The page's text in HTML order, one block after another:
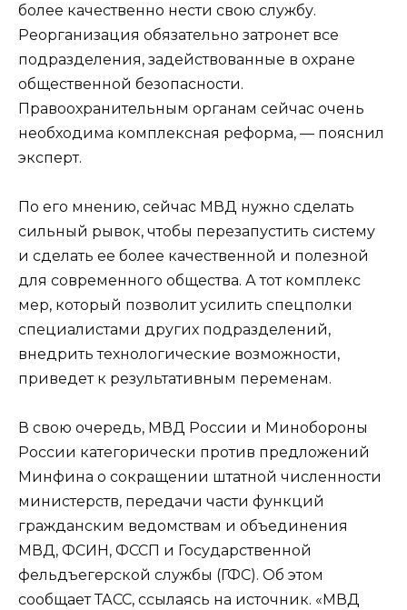
более качественно нести свою службу.
Реорганизация обязательно затронет все
подразделения, задействованные в охране
общественной безопасности.
Правоохранительным органам сейчас очень
необходима комплексная реформа, — пояснил
эксперт.
По его мнению, сейчас МВД нужно сделать
сильный рывок, чтобы перезапустить систему
и сделать ее более качественной и полезной
для современного общества. А тот комплекс
мер, который позволит усилить спецполки
специалистами других подразделений,
внедрить технологические возможности,
приведет к результативным переменам.
В свою очередь, МВД России и Минобороны
России категорически против предложений
Минфина о сокращении штатной численности
министерств, передачи части функций
гражданским ведомствам и объединения
МВД, ФСИН, ФССП и Государственной
фельдъегерской службы (ГФС). Об этом
сообщает ТАСС, ссылаясь на источник. «МВД